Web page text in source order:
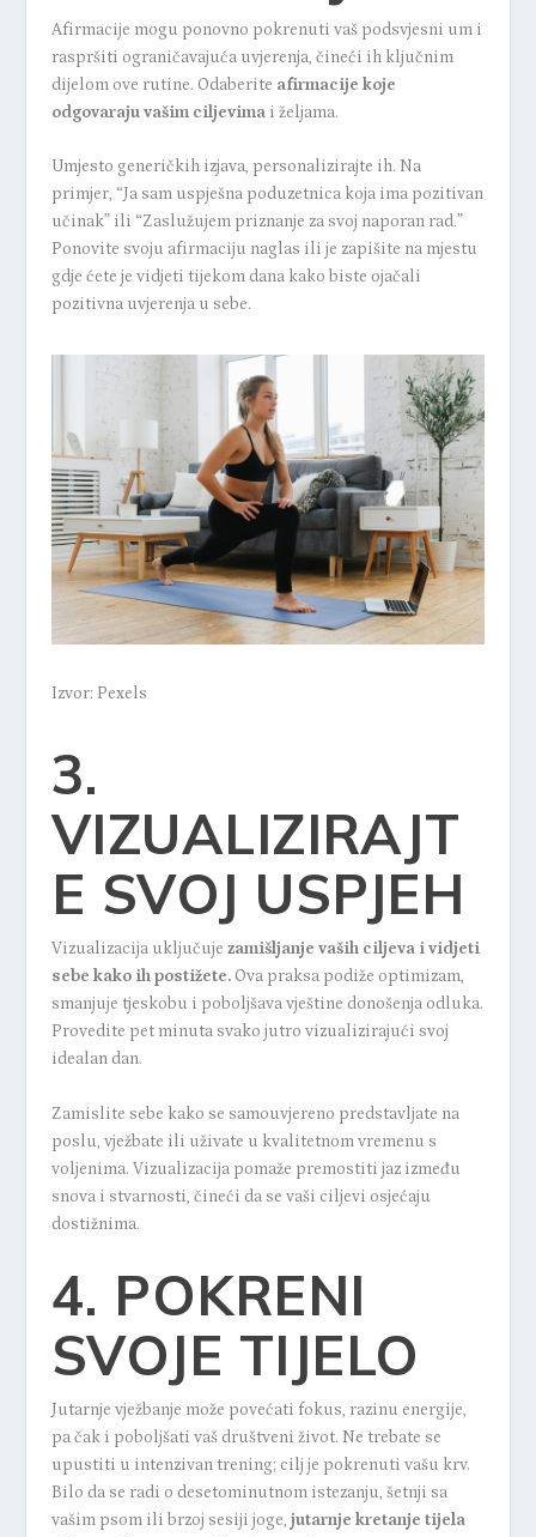
Afirmacije mogu ponovno pokrenuti vaš podsvjesni um i
raspršiti ograničavajuća uvjerenja, čineći ih ključnim
dijelom ove rutine. Odaberite afirmacije koje
odgovaraju vašim ciljevimai željama.
Umjesto generičkih izjava, personalizirajte ih. Na
primjer, “Ja sam uspješna poduzetnica koja ima pozitivan
učinak” ili “Zaslužujem priznanje za svoj naporan rad.”
Ponovite svoju afirmaciju naglas ili je zapišite na mjestu
gdje ćete je vidjeti tijekom dana kako biste ojačali
pozitivna uvjerenja u sebe.
Izvor: Pexels
3.
VIZUALIZIRAJT
E SVOJ USPJEH
Vizualizacija uključuje zamišljanje vaših ciljeva i vidjeti
sebe kako ih postižete.Ova praksa podiže optimizam,
smanjuje tjeskobu i poboljšava vještine donošenja odluka.
Provedite pet minuta svako jutro vizualizirajući svoj
idealan dan.
Zamislite sebe kako se samouvjereno predstavljate na
poslu, vježbate ili uživate u kvalitetnom vremenu s
voljenima. Vizualizacija pomaže premostiti jaz između
snova i stvarnosti, čineći da se vaši ciljevi osjećaju
dostižnima.
4. POKRENI
SVOJE TIJELO
Jutarnje vježbanje može povećati fokus, razinu energije,
pa čak i poboljšati vaš društveni život. Ne trebate se
upustiti u intenzivan trening; cilj je pokrenuti vašu krv.
Bilo da se radi o desetominutnom istezanju, šetnji sa
vašim psom ili brzoj sesiji joge, jutarnje kretanje tijela